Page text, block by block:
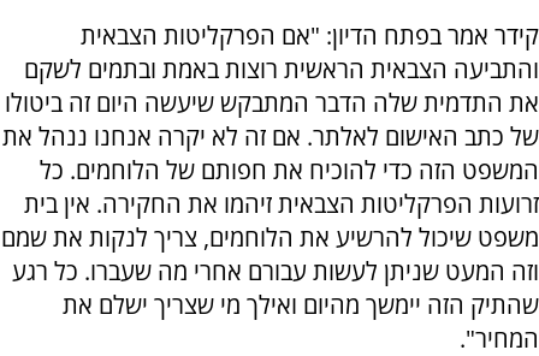
קידר אמר בפתח הדיון: "אם הפרקליטות הצבאית
והתביעה הצבאית הראשית רוצות באמת ובתמים לשקם
את התדמית שלה הדבר המתבקש שיעשה היום זה ביטולו
של כתב האישום לאלתר. אם זה לא יקרה אנחנו ננהל את
המשפט הזה כדי להוכיח את חפותם של הלוחמים. כל
זרועות הפרקליטות הצבאית זיהמו את החקירה. אין בית
משפט שיכול להרשיע את הלוחמים, צריך לנקות את שמם
וזה המעט שניתן לעשות עבורם אחרי מה שעברו. כל רגע
שהתיק הזה יימשך מהיום ואילך מי שצריך ישלם את
המחיר".